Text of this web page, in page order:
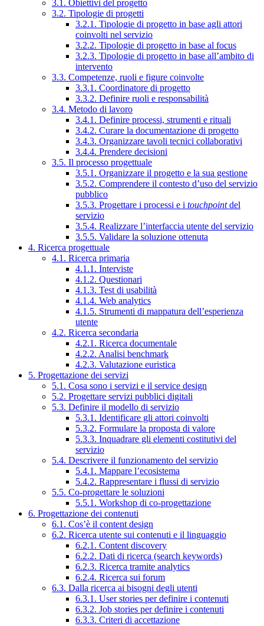
3.1. Obiettivi del progetto
3.2. Tipologie di progetti
3.2.1. Tipologie di progetto in base agli attori
coinvolti nel servizio
3.2.2. Tipologie di progetto in base al focus
3.2.3. Tipologie di progetto in base all’ambito di
intervento
3.3. Competenze, ruoli e figure coinvolte
3.3.1. Coordinatore di progetto
3.3.2. Definire ruoli e responsabilità
3.4. Metodo di lavoro
3.4.1. Definire processi, strumenti e rituali
3.4.2. Curare la documentazione di progetto
3.4.3. Organizzare tavoli tecnici collaborativi
3.4.4. Prendere decisioni
3.5. Il processo progettuale
3.5.1. Organizzare il progetto e la sua gestione
3.5.2. Comprendere il contesto d’uso del servizio
pubblico
3.5.3. Progettare i processi e i touchpointdel
servizio
3.5.4. Realizzare l’interfaccia utente del servizio
3.5.5. Validare la soluzione ottenuta
4. Ricerca progettuale
4.1. Ricerca primaria
4.1.1. Interviste
4.1.2. Questionari
4.1.3. Test di usabilità
4.1.4. Web analytics
4.1.5. Strumenti di mappatura dell’esperienza
utente
4.2. Ricerca secondaria
4.2.1. Ricerca documentale
4.2.2. Analisi benchmark
4.2.3. Valutazione euristica
5. Progettazione dei servizi
5.1. Cosa sono i servizi e il service design
5.2. Progettare servizi pubblici digitali
5.3. Definire il modello di servizio
5.3.1. Identificare gli attori coinvolti
5.3.2. Formulare la proposta di valore
5.3.3. Inquadrare gli elementi costitutivi del
servizio
5.4. Descrivere il funzionamento del servizio
5.4.1. Mappare l’ecosistema
5.4.2. Rappresentare i flussi di servizio
5.5. Co-progettare le soluzioni
5.5.1. Workshop di co-progettazione
6. Progettazione dei contenuti
6.1. Cos’è il content design
6.2. Ricerca utente sui contenuti e il linguaggio
6.2.1. Content discovery
6.2.2. Dati di ricerca (search keywords)
6.2.3. Ricerca tramite analytics
6.2.4. Ricerca sui forum
6.3. Dalla ricerca ai bisogni degli utenti
6.3.1. User stories per definire i contenuti
6.3.2. Job stories per definire i contenuti
6.3.3. Criteri di accettazione